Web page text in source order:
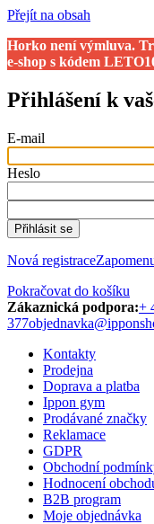
Přejít na obsah
Horko není výmluva.
e-shop s kódem
Přihlášení k
E-mail
Heslo
Přihlásit se
Nová registrace
Pokračovat do košíku
Zákaznická podpora:+
377
Kontakty
Prodejna
Doprava a platba
Ippon gym
Prodávané značky
Reklamace
GDPR
Obchodní
Hodnocení
B2B program
Moje objednávka